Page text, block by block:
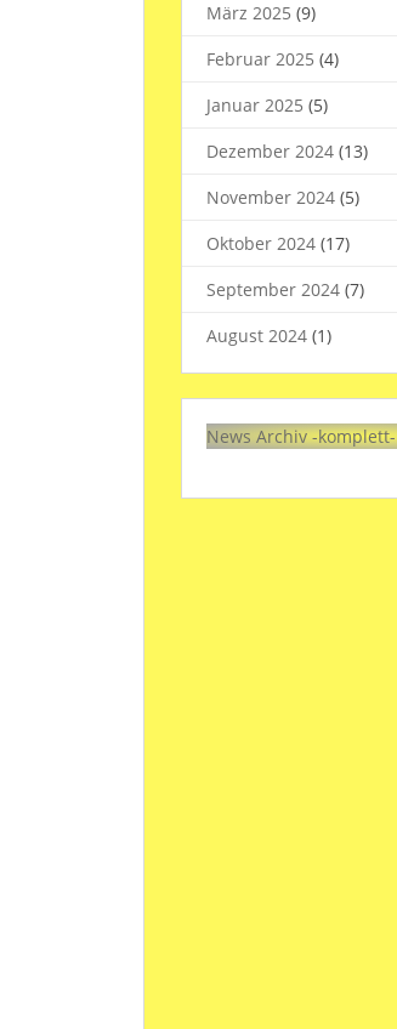
März 2025 (9)
Februar 2025 (4)
Januar 2025 (5)
Dezember 2024 (13)
November 2024 (5)
Oktober 2024 (17)
September 2024 (7)
August 2024 (1)
News Archiv -komplett-